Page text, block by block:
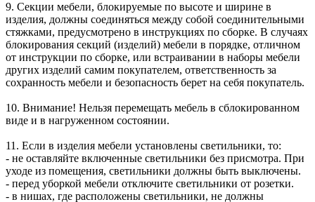
9. Секции мебели, блокируемые по высоте и ширине в
изделия, должны соединяться между собой соединительными
стяжками, предусмотрено в инструкциях по сборке. В случаях
блокирования секций (изделий) мебели в порядке, отличном
от инструкции по сборке, или встраивании в наборы мебели
других изделий самим покупателем, ответственность за
сохранность мебели и безопасность берет на себя покупатель.
10. Внимание! Нельзя перемещать мебель в сблокированном
виде и в нагруженном состоянии.
11. Если в изделия мебели установлены светильники, то:
- не оставляйте включенные светильники без присмотра. При
уходе из помещения, светильники должны быть выключены.
- перед уборкой мебели отключите светильники от розетки.
- в нишах, где расположены светильники, не должны